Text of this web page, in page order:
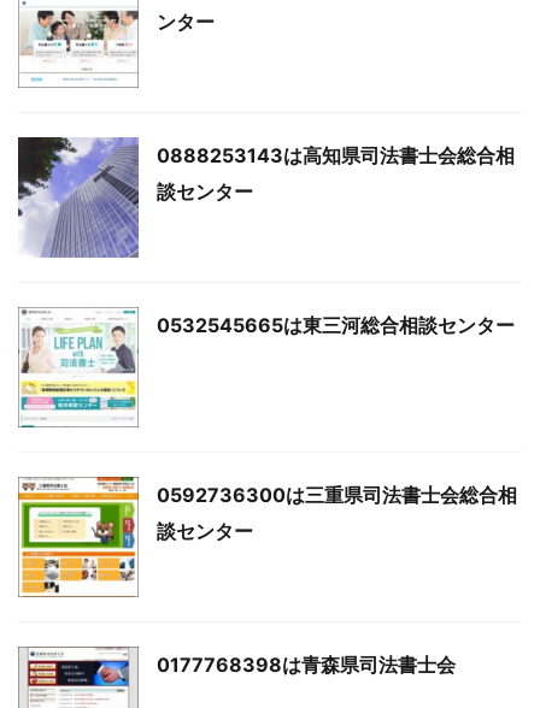
ンター
0888253143は高知県司法書士会総合相
談センター
0532545665は東三河総合相談センター
0592736300は三重県司法書士会総合相
談センター
0177768398は青森県司法書士会